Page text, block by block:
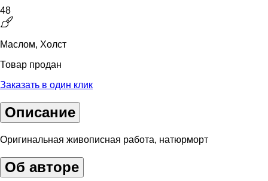
48
Маслом, Холст
Товар продан
Заказать в один клик
Описание
Оригинальная живописная работа, натюрморт
Об авторе